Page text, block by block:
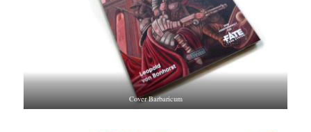
Cover Barbaricum